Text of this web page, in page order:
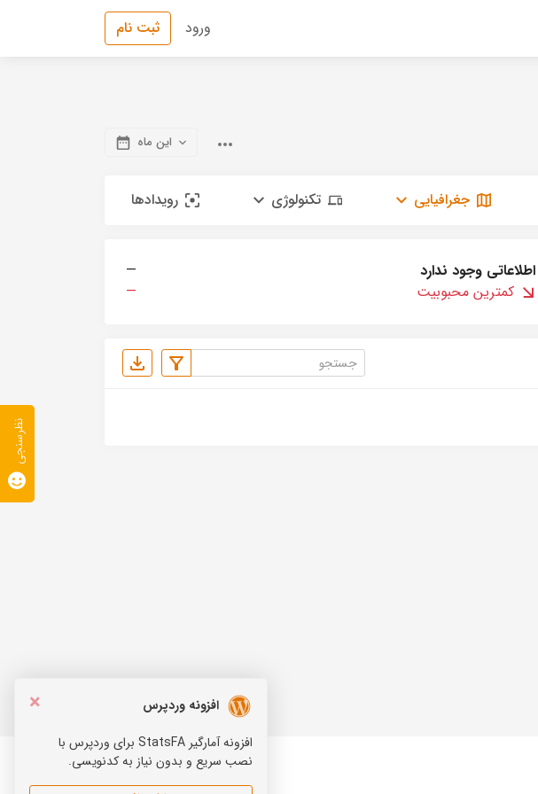
ورود ثبت نام
این ماه
جغرافیایی تکنولوژی رویدادها
اطلاعاتی وجود ندارد
—
کمترین محبوبیت
—
×
افزونه وردپرس
افزونه آمارگیر StatsFA برای وردپرس با
نصب سریع و بدون نیاز به کدنویسی.
نظرسنجی